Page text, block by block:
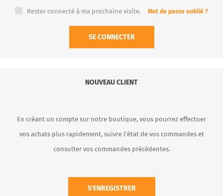
Rester connecté à ma prochaine visite. Mot de passe oublié ?
SE CONNECTER
NOUVEAU CLIENT
En créant un compte sur notre boutique, vous pourrez effectuer
vos achats plus rapidement, suivre l’état de vos commandes et
consulter vos commandes précédentes.
S'ENREGISTRER